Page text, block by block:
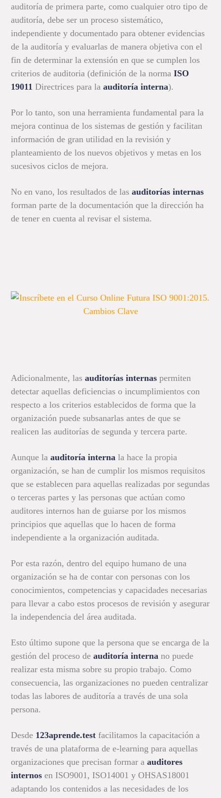
auditoría de primera parte, como cualquier otro tipo de
auditoría, debe ser un proceso sistemático,
independiente y documentado para obtener evidencias
de la auditoría y evaluarlas de manera objetiva con el
fin de determinar la extensión en que se cumplen los
criterios de auditoria (definición de la norma ISO
19011 Directrices para laauditoría interna).
Por lo tanto, son una herramienta fundamental para la
mejora continua de los sistemas de gestión y facilitan
información de gran utilidad en la revisión y
planteamiento de los nuevos objetivos y metas en los
sucesivos ciclos de mejora.
No en vano, los resultados de lasauditorías internas
forman parte de la documentación que la dirección ha
de tener en cuenta al revisar el sistema.
Adicionalmente, lasauditorías internas permiten
detectar aquellas deficiencias o incumplimientos con
respecto a los criterios establecidos de forma que la
organización puede subsanarlas antes de que se
realicen las auditorías de segunda y tercera parte.
Aunque laauditoría interna la hace la propia
organización, se han de cumplir los mismos requisitos
que se establecen para aquellas realizadas por segundas
o terceras partes y las personas que actúan como
auditores internos han de guiarse por los mismos
principios que aquellas que lo hacen de forma
independiente a la organización auditada.
Por esta razón, dentro del equipo humano de una
organización se ha de contar con personas con los
conocimientos, competencias y capacidades necesarias
para llevar a cabo estos procesos de revisión y asegurar
la independencia del área auditada.
Esto último supone que la persona que se encarga de la
gestión del proceso deauditoría interna no puede
realizar esta misma sobre su propio trabajo. Como
consecuencia, las organizaciones no pueden centralizar
todas las labores de auditoría a través de una sola
persona.
Desde 123aprende.test facilitamos la capacitación a
través de una plataforma de e-learning para aquellas
organizaciones que precisan formar a auditores
internos en ISO9001, ISO14001 y OHSAS18001
adaptando los contenidos a las necesidades de los